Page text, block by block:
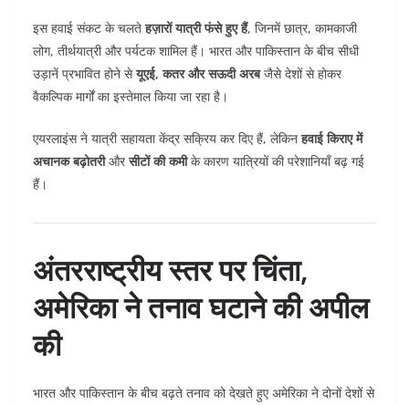
इस हवाई संकट के चलतेहज़ारों यात्री फंसे हुए हैं, जिनमें छात्र, कामकाजी
लोग, तीर्थयात्री और पर्यटक शामिल हैं। भारत और पाकिस्तान के बीच सीधी
उड़ानें प्रभावित होने सेयूएई, कतर और सऊदी अरबजैसे देशों से होकर
वैकल्पिक मार्गों का इस्तेमाल किया जा रहा है।
एयरलाइंस ने यात्री सहायता केंद्र सक्रिय कर दिए हैं, लेकिनहवाई किराए में
अचानक बढ़ोतरीऔरसीटों की कमीके कारण यात्रियों की परेशानियाँ बढ़ गई
हैं।
अंतरराष्ट्रीय स्तर पर चिंता,
अमेरिका ने तनाव घटाने की अपील
की
भारत और पाकिस्तान के बीच बढ़ते तनाव को देखते हुए अमेरिका ने दोनों देशों से